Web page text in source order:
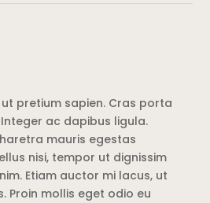
pretium sapien. Cras porta
ac dapibus ligula.
mauris egestas
nisi, tempor ut dignissim
Etiam auctor mi lacus, ut
Proin mollis eget odio eu